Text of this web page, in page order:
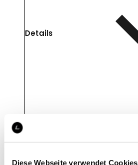
Diese Webseite verwendet Cookies
Details